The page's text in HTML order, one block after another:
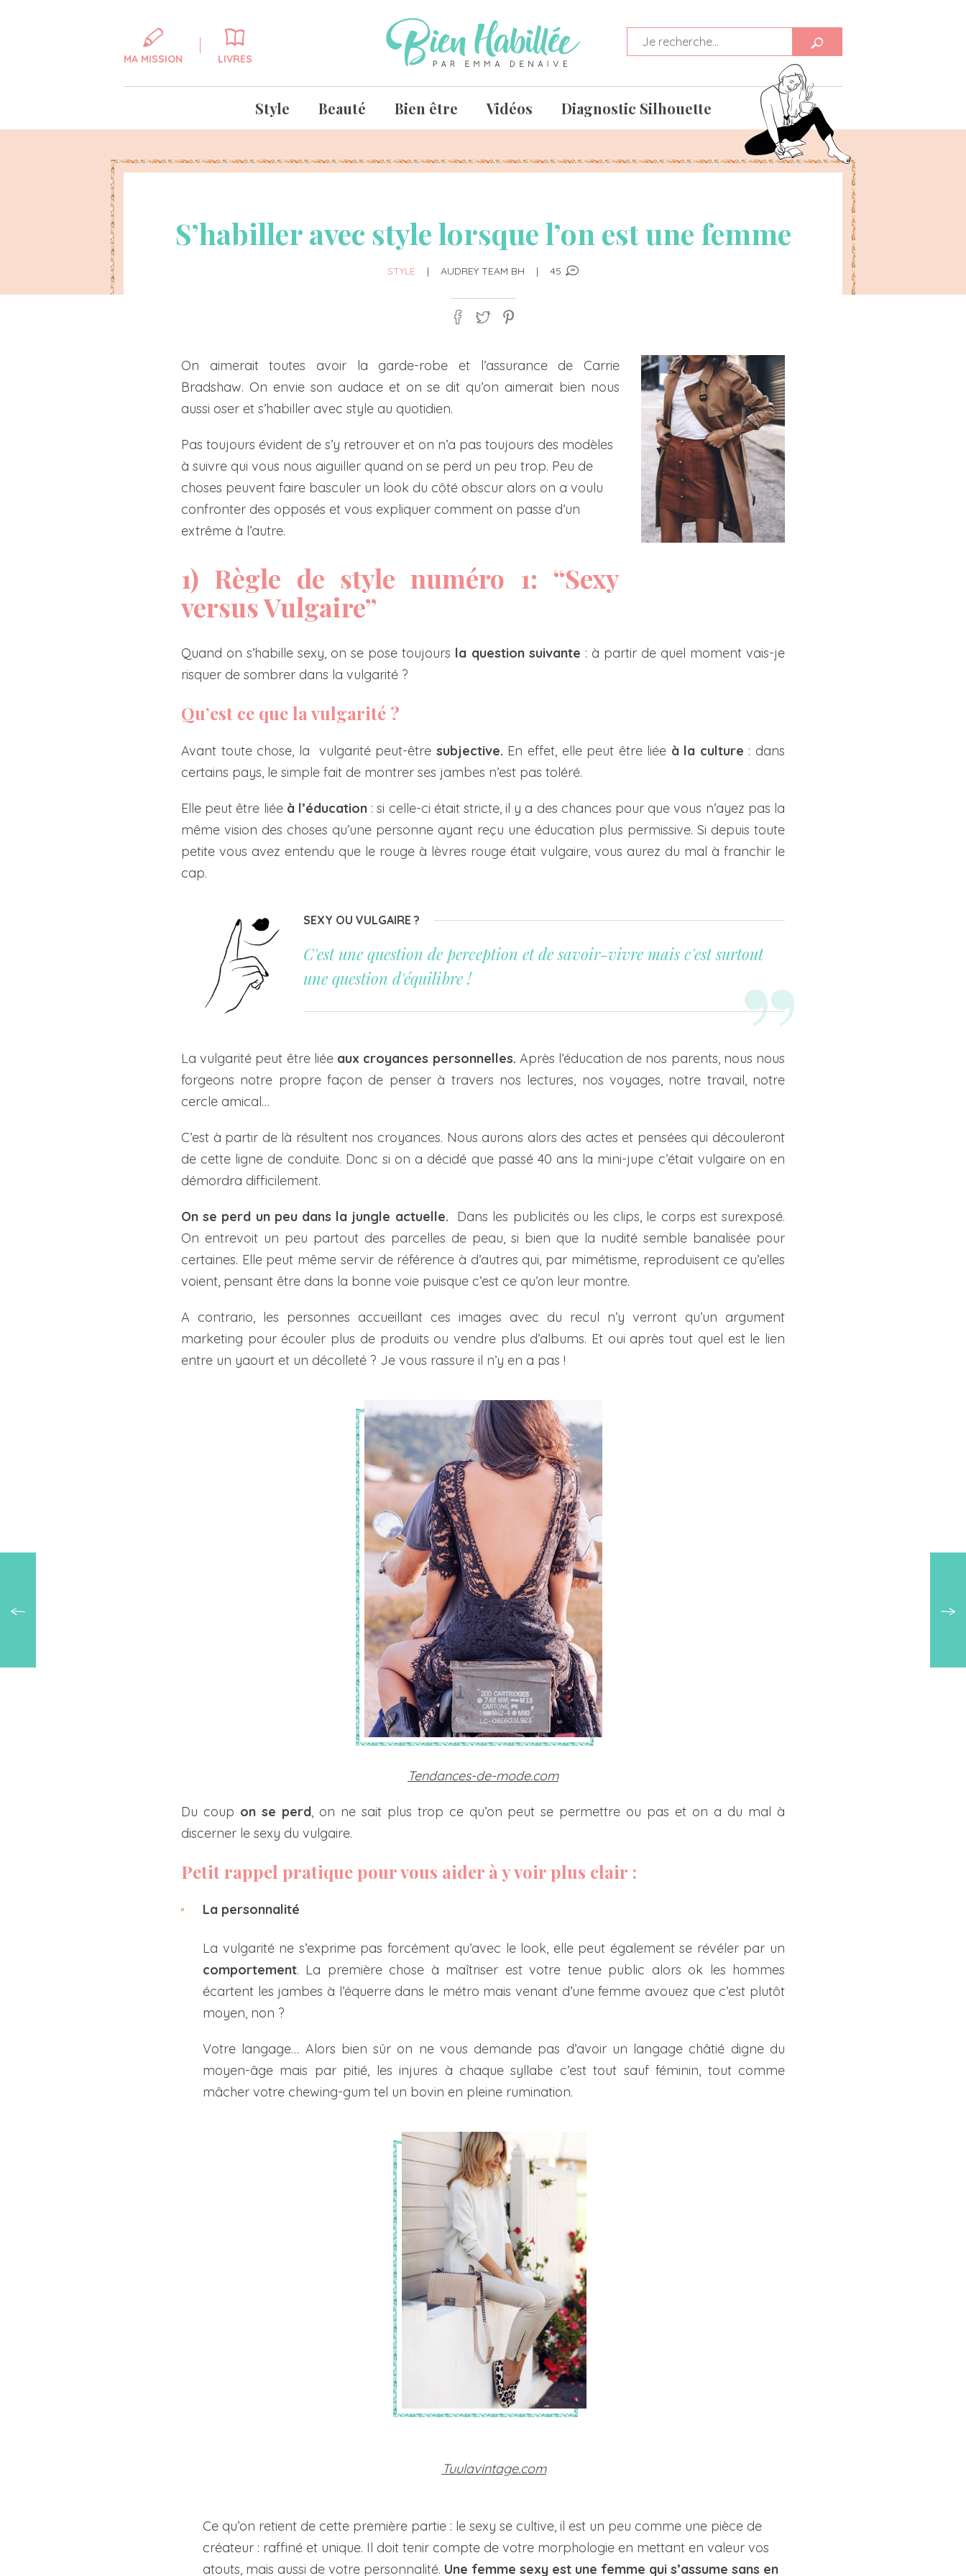
MA MISSION LIVRES
Style Beauté Bien être Vidéos Diagnostic Silhouette
S’habiller avec style lorsque l’on est une femme
STYLE | AUDREY TEAM BH | 45
On aimerait toutes avoir la garde-robe et l’assurance de Carrie
Bradshaw. On envie son audace et on se dit qu’on aimerait bien nous
aussi oser et s’habiller avec style au quotidien.
Pas toujours évident de s’y retrouver et on n’a pas toujours des modèles
à suivre qui vous nous aiguiller quand on se perd un peu trop. Peu de
choses peuvent faire basculer un look du côté obscur alors on a voulu
confronter des opposés et vous expliquer comment on passe d’un
extrême à l’autre.
1) Règle de style numéro 1: “Sexy
versus Vulgaire”
Quand on s’habille sexy, on se pose toujours la question suivante : à partir de quel moment vais-je
risquer de sombrer dans la vulgarité ?
Qu’est ce que la vulgarité ?
Avant toute chose, la vulgarité peut-être subjective. En effet, elle peut être liée à la culture : dans
certains pays, le simple fait de montrer ses jambes n’est pas toléré.
Elle peut être liée à l’éducation: si celle-ci était stricte, il y a des chances pour que vous n’ayez pas la
même vision des choses qu’une personne ayant reçu une éducation plus permissive. Si depuis toute
petite vous avez entendu que le rouge à lèvres rouge était vulgaire, vous aurez du mal à franchir le
cap.
SEXY OU VULGAIRE ?
C'est une question de perception et de savoir-vivre mais c'est surtout
une question d'équilibre !
La vulgarité peut être liée aux croyances personnelles. Après l’éducation de nos parents, nous nous
forgeons notre propre façon de penser à travers nos lectures, nos voyages, notre travail, notre
cercle amical…
C’est à partir de là résultent nos croyances. Nous aurons alors des actes et pensées qui découleront
de cette ligne de conduite. Donc si on a décidé que passé 40 ans la mini-jupe c’était vulgaire on en
démordra difficilement.
On se perd un peu dans la jungle actuelle.
Dans les publicités ou les clips, le corps est surexposé.
On entrevoit un peu partout des parcelles de peau, si bien que la nudité semble banalisée pour
certaines. Elle peut même servir de référence à d’autres qui, par mimétisme, reproduisent ce qu’elles
voient, pensant être dans la bonne voie puisque c’est ce qu’on leur montre.
A contrario, les personnes accueillant ces images avec du recul n’y verront qu’un argument
marketing pour écouler plus de produits ou vendre plus d’albums. Et oui après tout quel est le lien
entre un yaourt et un décolleté ? Je vous rassure il n’y en a pas !
Tendances-de-mode.com
Du coup on se perd, on ne sait plus trop ce qu’on peut se permettre ou pas et on a du mal à
discerner le sexy du vulgaire.
Petit rappel pratique pour vous aider à y voir plus clair :
La personnalité
La vulgarité ne s’exprime pas forcément qu’avec le look, elle peut également se révéler par un
comportement. La première chose à maîtriser est votre tenue public alors ok les hommes
écartent les jambes à l’équerre dans le métro mais venant d’une femme avouez que c’est plutôt
moyen, non ?
Votre langage… Alors bien sûr on ne vous demande pas d’avoir un langage châtié digne du
moyen-âge mais par pitié, les injures à chaque syllabe c’est tout sauf féminin, tout comme
mâcher votre chewing-gum tel un bovin en pleine rumination.
Tuulavintage.com
Ce qu’on retient de cette première partie : le sexy se cultive, il est un peu comme une pièce de
créateur : raffiné et unique. Il doit tenir compte de votre morphologie en mettant en valeur vos
atouts, mais aussi de votre personnalité. Une femme sexy est une femme qui s’assume sans en